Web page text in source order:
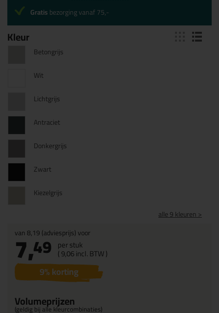
Kleur
Betongrijs
Wit
Lichtgrijs
Antraciet
Donkergrijs
Zwart
Kiezelgrijs
alle 9 kleuren >
van8,19(adviesprijs) voor
7,49 per stuk
(9,06incl. BTW )
9% korting
Volumeprijzen
(geldig bij alle kleurcombinaties)
Gratisbezorging vanaf 75,-